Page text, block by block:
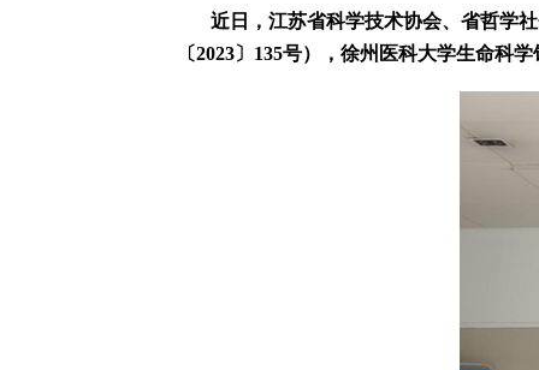
近日，江苏省科学技术协会、省哲学
〔2023〕135号），徐州医科大学生命科